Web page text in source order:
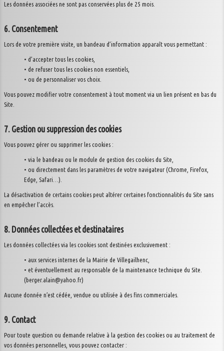
Les données associées ne sont pas conservées plus de 25 mois.
6. Consentement
Lors de votre première visite, un bandeau d’information apparaît vous permettant :
• d’accepter tous les cookies,
• de refuser tous les cookies non essentiels,
• ou de personnaliser vos choix.
Vous pouvez modifier votre consentement à tout moment via un lien présent en bas du
Site.
7. Gestion ou suppression des cookies
Vous pouvez gérer ou supprimer les cookies :
• via le bandeau ou le module de gestion des cookies du Site,
• ou directement dans les paramètres de votre navigateur (Chrome, Firefox,
Edge, Safari…).
La désactivation de certains cookies peut altérer certaines fonctionnalités du Site sans
en empêcher l’accès.
8. Données collectées et destinataires
Les données collectées via les cookies sont destinées exclusivement :
• aux services internes de la Mairie de Villegailhenc,
• et éventuellement au responsable de la maintenance technique du Site.
(berger.alain@yahoo.fr)
Aucune donnée n’est cédée, vendue ou utilisée à des fins commerciales.
9. Contact
Pour toute question ou demande relative à la gestion des cookies ou au traitement de
vos données personnelles, vous pouvez contacter :